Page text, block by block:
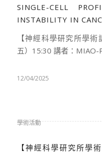
SINGLE-CELL
INSTABILITY IN
【神經科學研究所學
五）15:30 講者：MIAO-
12/04/2025
學術活動
【神經科學研究所學